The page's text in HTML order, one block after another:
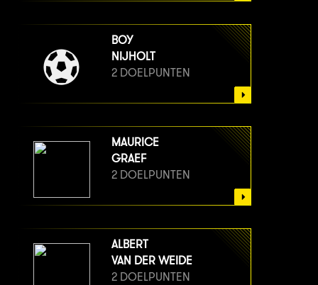
BOY
NIJHOLT
2 DOELPUNTEN
MAURICE
GRAEF
2 DOELPUNTEN
ALBERT
VAN DER WEIDE
2 DOELPUNTEN